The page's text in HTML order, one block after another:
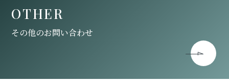
OTHER
その他のお問い合わせ